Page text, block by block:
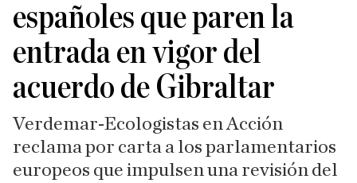
españoles que paren la
entrada en vigor del
acuerdo de Gibraltar
Verdemar-Ecologistas en Acción
reclama por carta a los parlamentarios
europeos que impulsen una revisión del